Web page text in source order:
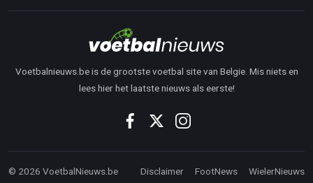
Voetbalnieuws.be is de grootste voetbal site van Belgie. Mis niets en
lees hier het laatste nieuws als eerste!
© 2026 VoetbalNieuws.be Disclaimer FootNews WielerNieuws